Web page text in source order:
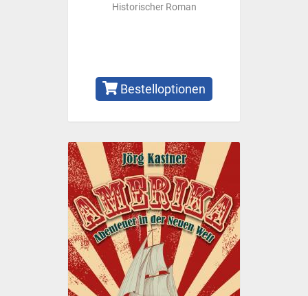
Historischer Roman
Bestelloptionen